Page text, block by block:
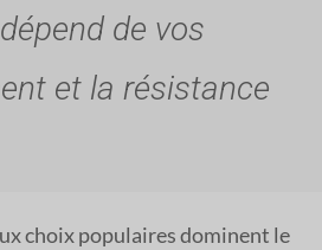
de vos
et la résistance
choix populaires dominent le